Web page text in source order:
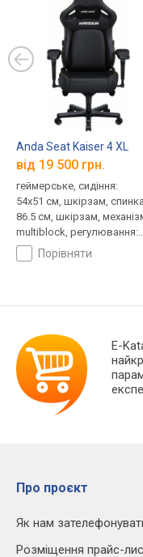
Anda Seat Kaiser 4 XL
від 19 500 грн.
геймерське, сидіння:
54x51 см, шкірзам,
86.5 см, шкірзам,
multiblock, регулювання:
нахилу, висоти,
порівняти
E-
Про проєкт
Як нам
Розміщення прайс-